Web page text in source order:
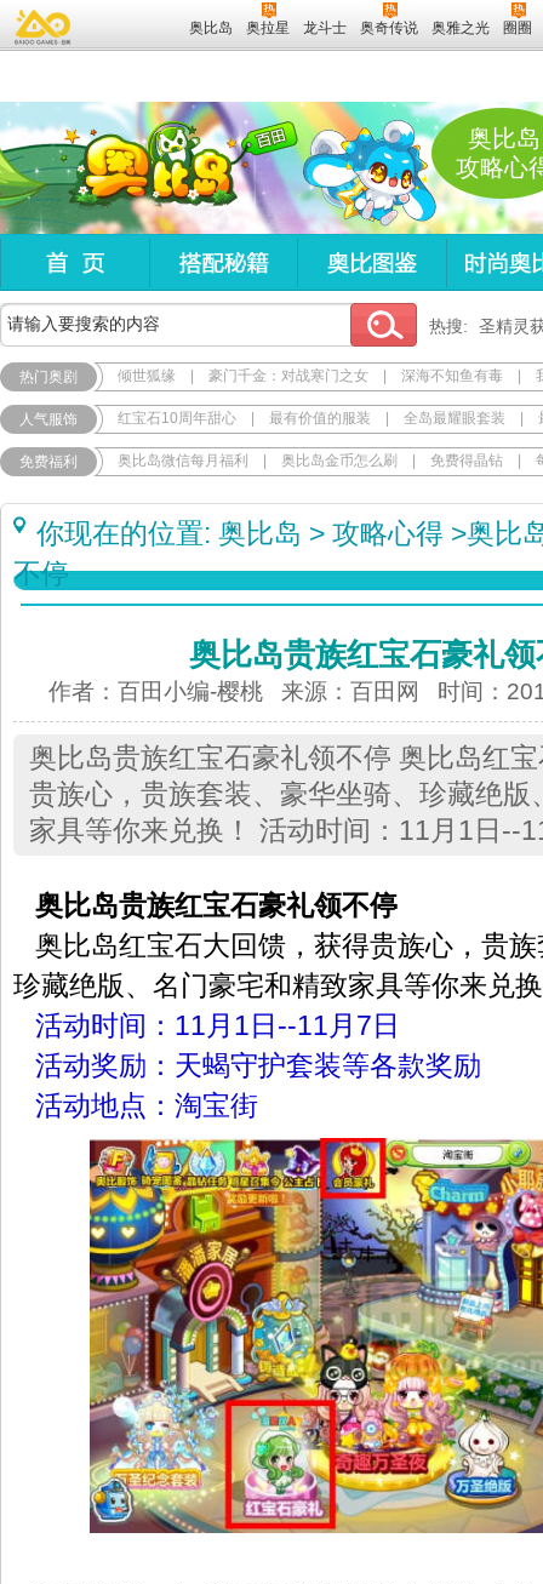
奥比岛 奥拉星 龙斗士 奥奇传说 奥雅之光 圈圈
奥比岛
攻略心
热搜: 圣精灵
热门奥剧 倾世狐缘 豪门千金：对战寒门之女 深海不知鱼有毒
人气服饰 红宝石10周年甜心 最有价值的服装 全岛最耀眼套装
免费福利 奥比岛微信每月福利 奥比岛金币怎么刷 免费得晶钻
你现在的位置: 奥比岛 > 攻略心得 >奥比
不停
奥比岛贵族红宝石豪礼领
作者：百田小编-樱桃 来源：百田网 时间：
奥比岛贵族红宝石豪礼领不停 奥比岛红
贵族心，贵族套装、豪华坐骑、珍藏绝版
家具等你来兑换！ 活动时间：11月1日--
奥比岛贵族红宝石豪礼领不停
奥比岛红宝石大回馈，获得贵族心，贵
珍藏绝版、名门豪宅和精致家具等你来兑
活动时间：11月1日--11月7日
活动奖励：天蝎守护套装等各款奖励
活动地点：淘宝街